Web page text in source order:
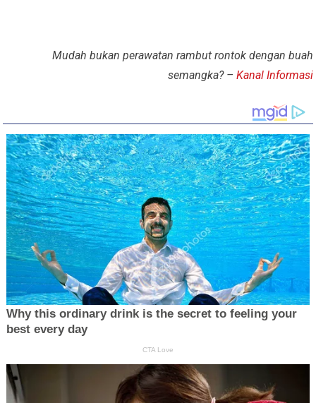
Mudah bukan perawatan rambut rontok dengan buah
semangka? – Kanal Informasi